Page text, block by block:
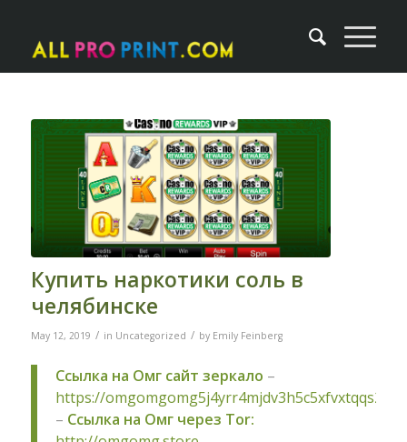
Купить наркотики соль в
челябинске
May 12, 2019 / in Uncategorized / by Emily Feinberg
Ссылка на Омг сайт зеркало –
https://
– Ссылка на Омг через Tor: